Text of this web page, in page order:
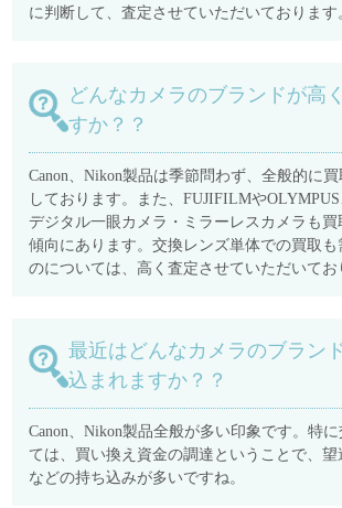
に判断して、査定させていただいております
どんなカメラのブランドが高
すか？？
Canon、Nikon製品は季節問わず、全般的に
しております。また、FUJIFILMや
デジタル一眼カメラ・ミラーレスカメラも買
傾向にあります。交換レンズ単体での買取も
のについては、高く査定させていただいてお
最近はどんなカメラのブラン
込まれますか？？
Canon、Nikon製品全般が多い印象です。特
ては、買い換え資金の調達ということで、
などの持ち込みが多いですね。